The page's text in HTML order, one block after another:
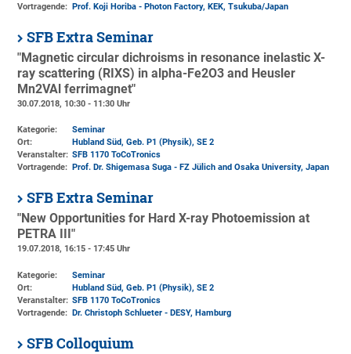
Vortragende: Prof. Koji Horiba - Photon Factory, KEK, Tsukuba/Japan
SFB Extra Seminar
"Magnetic circular dichroisms in resonance inelastic X-
ray scattering (RIXS) in alpha-Fe2O3 and Heusler
Mn2VAl ferrimagnet"
30.07.2018, 10:30 - 11:30 Uhr
Kategorie:
Seminar
Ort:
Hubland Süd, Geb. P1 (Physik), SE 2
Veranstalter: SFB 1170 ToCoTronics
Vortragende:
Prof. Dr. Shigemasa Suga - FZ Jülich and Osaka University, Japan
SFB Extra Seminar
"New Opportunities for Hard X-ray Photoemission at
PETRA III"
19.07.2018, 16:15 - 17:45 Uhr
Kategorie:
Seminar
Ort:
Hubland Süd, Geb. P1 (Physik), SE 2
Veranstalter: SFB 1170 ToCoTronics
Vortragende: Dr. Christoph Schlueter - DESY, Hamburg
SFB Colloquium